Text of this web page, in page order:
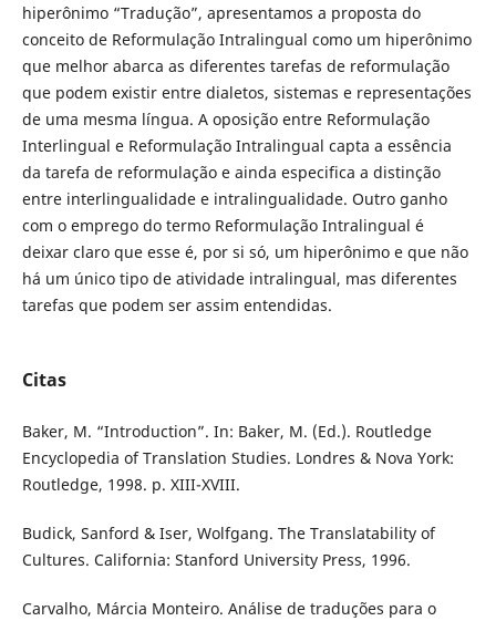
hiperônimo “Tradução”, apresentamos a proposta do
conceito de Reformulação Intralingual como um hiperônimo
que melhor abarca as diferentes tarefas de reformulação
que podem existir entre dialetos, sistemas e representações
de uma mesma língua. A oposição entre Reformulação
Interlingual e Reformulação Intralingual capta a essência
da tarefa de reformulação e ainda especifica a distinção
entre interlingualidade e intralingualidade. Outro ganho
com o emprego do termo Reformulação Intralingual é
deixar claro que esse é, por si só, um hiperônimo e que não
há um único tipo de atividade intralingual, mas diferentes
tarefas que podem ser assim entendidas.
Citas
Baker, M. “Introduction”. In: Baker, M. (Ed.). Routledge
Encyclopedia of Translation Studies. Londres & Nova York:
Routledge, 1998. p. XIII-XVIII.
Budick, Sanford & Iser, Wolfgang. The Translatability of
Cultures. California: Stanford University Press, 1996.
Carvalho, Márcia Monteiro. Análise de traduções para o